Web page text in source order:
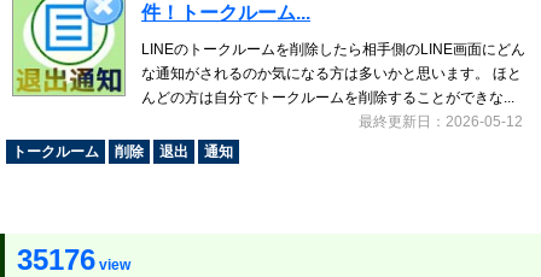
件！トークルーム...
LINEのトークルームを削除したら相手側のLINE画面にどん
な通知がされるのか気になる方は多いかと思います。 ほと
んどの方は自分でトークルームを削除することができな...
最終更新日：2026-05-12
トークルーム
削除 退出 通知
35176 view